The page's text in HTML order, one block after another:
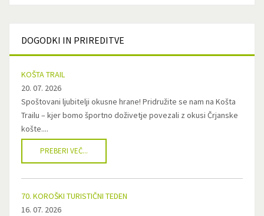
DOGODKI IN PRIREDITVE
KOŠTA TRAIL
20. 07. 2026
Spoštovani ljubitelji okusne hrane! Pridružite se nam na Košta
Trailu – kjer bomo športno doživetje povezali z okusi Črjanske
košte....
PREBERI VEČ...
70. KOROŠKI TURISTIČNI TEDEN
16. 07. 2026